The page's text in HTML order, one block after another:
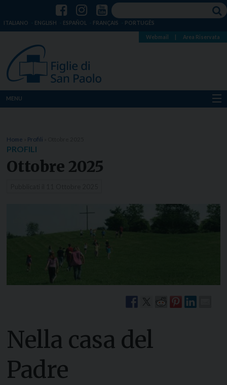
ITALIANO ENGLISH ESPAÑOL FRANÇAIS PORTUGÊS
Webmail Area Riservata
MENU
Dove siamo
Notizie
Home Profili
PROFILI
Ottobre 2025
Nella casa del
Padre